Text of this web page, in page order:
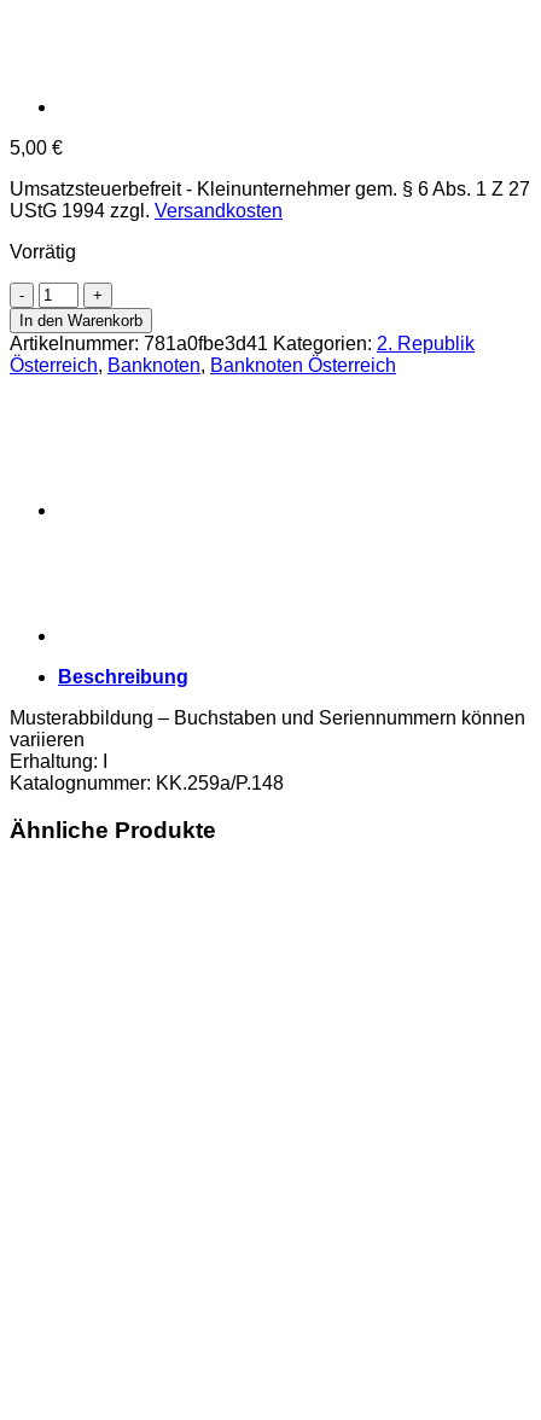
5,00 €
Umsatzsteuerbefreit - Kleinunternehmer gem. § 6 Abs. 1 Z 27
UStG 1994 zzgl. Versandkosten
Vorrätig
Österr.Nationalbank
-
20
Schilling
1986,
Erh.
In den Warenkorb
Artikelnummer: 781a0fbe3d41 Kategorien: 2. Republik
Österreich, Banknoten, Banknoten Österreich
Beschreibung
Musterabbildung – Buchstaben und Seriennummern können
variieren
Erhaltung: I
Katalognummer: KK.259a/P.148
Ähnliche Produkte